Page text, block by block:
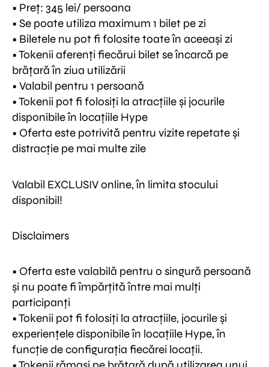
• Preț: 345 lei/ persoana
• Se poate utiliza maximum 1 bilet pe zi
• Biletele nu pot fi folosite toate în aceeași zi
• Tokenii aferenți fiecărui bilet se încarcă pe
brățară în ziua utilizării
• Valabil pentru 1 persoană
• Tokenii pot fi folosiți la atracțiile și jocurile
disponibile în locațiile Hype
• Oferta este potrivită pentru vizite repetate și
distracție pe mai multe zile
Valabil EXCLUSIV online, în limita stocului
disponibil!
Disclaimers
• Oferta este valabilă pentru o singură persoană
și nu poate fi împărțită între mai mulți
participanți
• Tokenii pot fi folosiți la atracțiile, jocurile și
experiențele disponibile în locațiile Hype, în
funcție de configurația fiecărei locații.